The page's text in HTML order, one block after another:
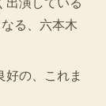
る、六本木
の、これま